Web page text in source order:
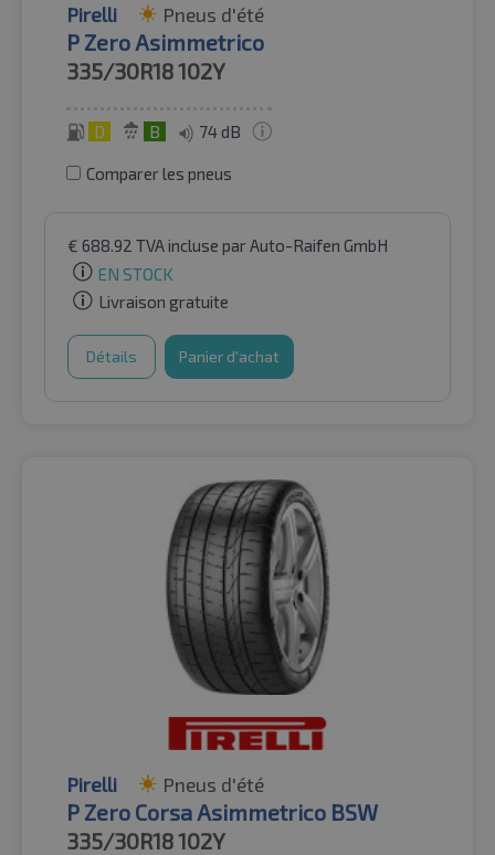
Pirelli Pneus d'été
P Zero Asimmetrico
335/30R18102Y
D B 74 dB
Comparer les pneus
€ 688.92 TVA incluse par Auto-Raifen GmbH
EN STOCK
Livraison gratuite
Détails Panier d'achat
Pirelli Pneus d'été
P Zero Corsa Asimmetrico BSW
335/30R18102Y